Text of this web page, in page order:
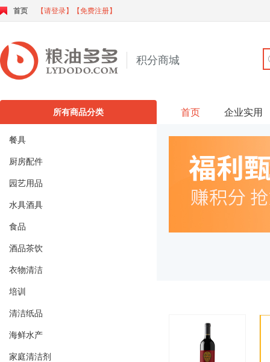
首页 【请登录】 【免费注册】
积分商城
所有商品分类
餐具
厨房配件
园艺用品
水具酒具
食品
酒品茶饮
衣物清洁
培训
清洁纸品
海鲜水产
家庭清洁剂
首页 企业实用
积分专区